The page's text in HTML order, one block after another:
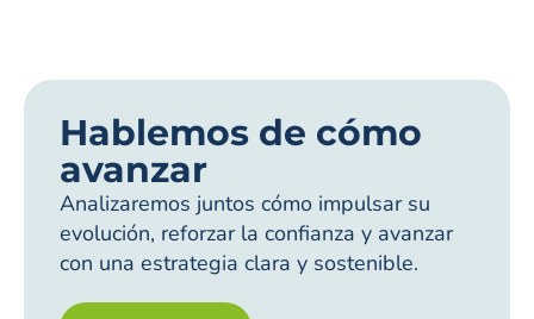
Hablemos de cómo
avanzar
Analizaremos juntos cómo impulsar su
evolución, reforzar la confianza y avanzar
con una estrategia clara y sostenible.